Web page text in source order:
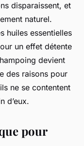
disparaissent, et
naturel.
huiles essentielles
un effet détente
devient
des raisons pour
ne se contentent
d’eux.
pour